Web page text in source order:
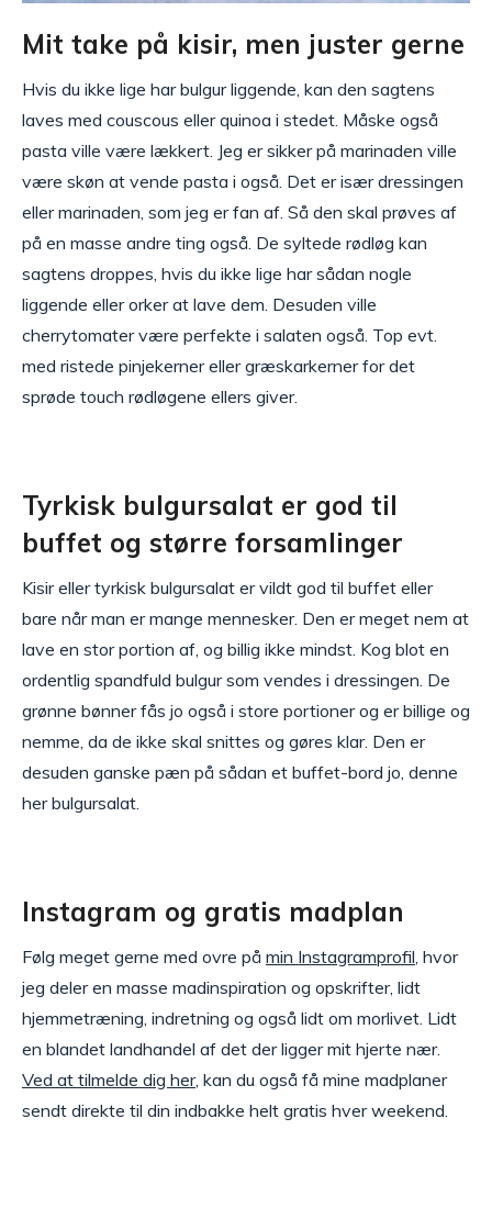
Mit take på kisir, men juster gerne
Hvis du ikke lige har bulgur liggende, kan den sagtens
laves med couscous eller quinoa i stedet. Måske også
pasta ville være lækkert. Jeg er sikker på marinaden ville
være skøn at vende pasta i også. Det er især dressingen
eller marinaden, som jeg er fan af. Så den skal prøves af
på en masse andre ting også. De syltede rødløg kan
sagtens droppes, hvis du ikke lige har sådan nogle
liggende eller orker at lave dem. Desuden ville
cherrytomater være perfekte i salaten også. Top evt.
med ristede pinjekerner eller græskarkerner for det
sprøde touch rødløgene ellers giver.
Tyrkisk bulgursalat er god til
buffet og større forsamlinger
Kisir eller tyrkisk bulgursalat er vildt god til buffet eller
bare når man er mange mennesker. Den er meget nem at
lave en stor portion af, og billig ikke mindst. Kog blot en
ordentlig spandfuld bulgur som vendes i dressingen. De
grønne bønner fås jo også i store portioner og er billige og
nemme, da de ikke skal snittes og gøres klar. Den er
desuden ganske pæn på sådan et buffet-bord jo, denne
her bulgursalat.
Instagram og gratis madplan
Følg meget gerne med ovre på min Instagramprofil , hvor
jeg deler en masse madinspiration og opskrifter, lidt
hjemmetræning, indretning og også lidt om morlivet. Lidt
en blandet landhandel af det der ligger mit hjerte nær.
Ved at tilmelde dig her, kan du også få mine madplaner
sendt direkte til din indbakke helt gratis hver weekend.